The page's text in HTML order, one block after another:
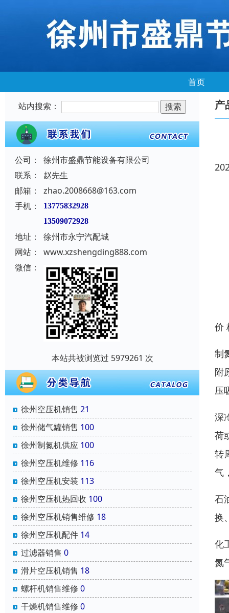
首页
站内搜索：
公司：
徐州市盛鼎节能设备有限公司
联系：
赵先生
邮箱：
zhao.2008668@163.com
手机：
13775832928
13509072928
地址：
徐州市永宁汽配城
网站：
www.xzshengding888.com
微信：
本站共被浏览过 5979261 次
徐州空压机销售 21
徐州储气罐销售 100
徐州制氮机供应 100
徐州空压机维修 116
徐州空压机安装 113
徐州空压机热回收 100
徐州空压机销售维修 18
徐州空压机配件 14
过滤器销售 0
滑片空压机销售 18
螺杆机销售维修 0
干燥机销售维修 0
产
价
制
附
压
深
荷
转
气
石
换
化
氮